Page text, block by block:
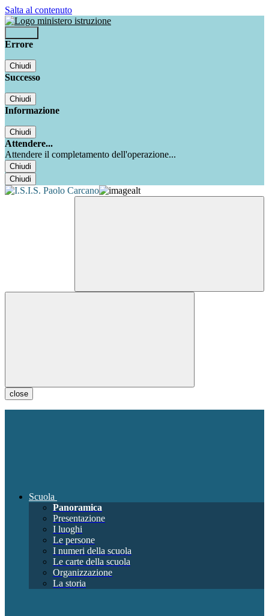
Salta al contenuto
Errore
Chiudi
Successo
Chiudi
Informazione
Chiudi
Attendere...
Attendere il completamento dell'operazione...
Chiudi
Chiudi
close
Scuola
Panoramica
Presentazione
I luoghi
Le persone
I numeri della scuola
Le carte della scuola
Organizzazione
La storia